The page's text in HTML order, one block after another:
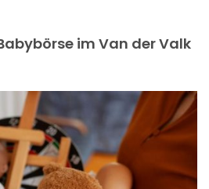
im Van der Valk